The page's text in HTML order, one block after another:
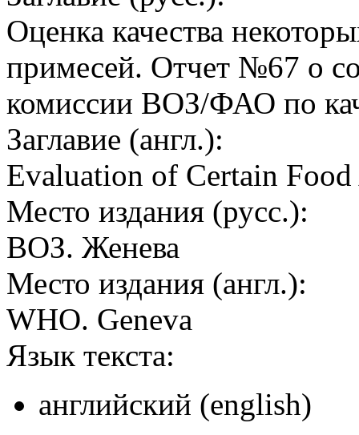
Оценка качества
примесей. Отчет №67 о
комиссии ВОЗ/ФАО по
Заглавие (англ.):
Evaluation of Certain
Место издания (русс.):
ВОЗ. Женева
Место издания (англ.):
WHO. Geneva
Язык текста:
английский (english)